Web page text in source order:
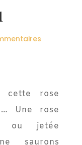
cette rose
Une rose
ou jetée
saurons